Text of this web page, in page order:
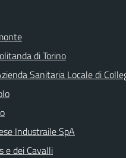
di Torino
Sanitaria Locale di
Industraile SpA
e dei Cavalli